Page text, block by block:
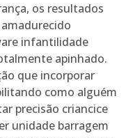
os resultados
infantilidade
apinhado.
que incorporar
como alguém
precisão criancice
unidade barragem